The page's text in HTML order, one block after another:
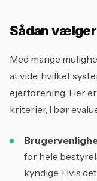
Sådan
Med mange
at vide, hvilket
ejerforening. Her
kriterier, I bør
for hele
kyndige. Hvis